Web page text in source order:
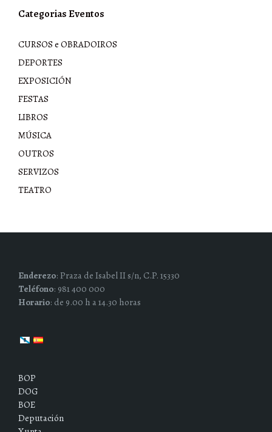
Categorias Eventos
CURSOS e OBRADOIROS
DEPORTES
EXPOSICIÓN
FESTAS
LIBROS
MÚSICA
OUTROS
SERVIZOS
TEATRO
Enderezo: Praza de Isabel II s/n, C.P. 15330
Teléfono: 981 400 000
Horario: de 9.00 h a 14.30 horas
BOP
DOG
BOE
Deputación